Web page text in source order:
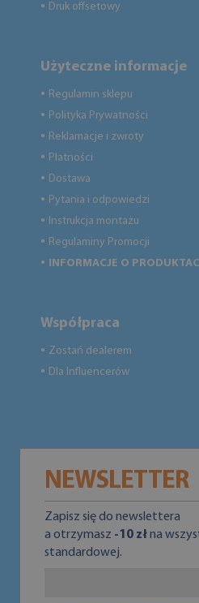
● Druk offsetowy
Użyteczne informacje
● Regulamin sklepu
● Polityka Prywatności
● Reklamacje i zwroty
● Płatności
● Dostawa
● Pytania i odpowiedzi
● Instrukcja montażu
● Regulaminy Promocji
● INFORMACJE O
Współpraca
● Zostań dealerem
● Dla Influencerów
NEWSLETTER
Zapisz się do newslettera
a otrzymasz -10 złna
standardowej.